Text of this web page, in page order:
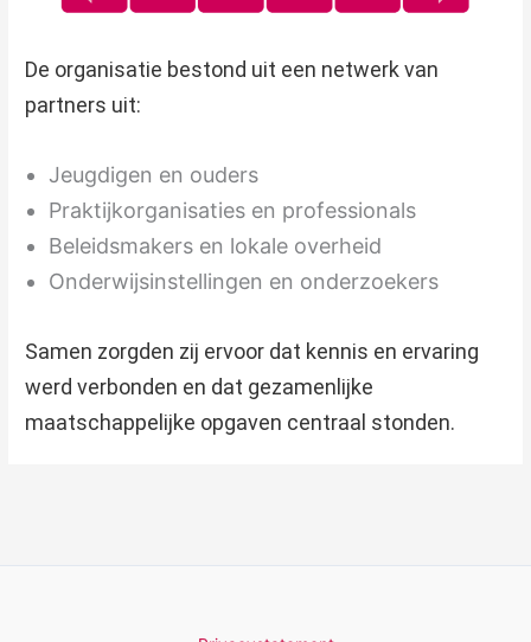
De organisatie bestond uit een netwerk van
partners uit:
Jeugdigen en ouders
Praktijkorganisaties en professionals
Beleidsmakers en lokale overheid
Onderwijsinstellingen en onderzoekers
Samen zorgden zij ervoor dat kennis en ervaring
werd verbonden en dat gezamenlijke
maatschappelijke opgaven centraal stonden.